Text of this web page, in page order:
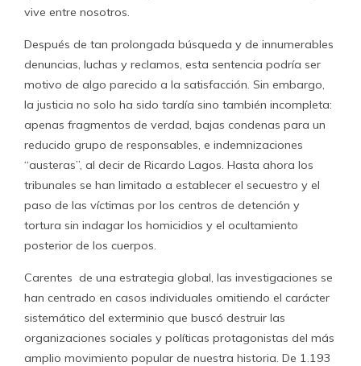
vive entre nosotros.
Después de tan prolongada búsqueda y de innumerables
denuncias, luchas y reclamos, esta sentencia podría ser
motivo de algo parecido a la satisfacción. Sin embargo,
la justicia no solo ha sido tardía sino también incompleta:
apenas fragmentos de verdad, bajas condenas para un
reducido grupo de responsables, e indemnizaciones
“austeras”, al decir de Ricardo Lagos. Hasta ahora los
tribunales se han limitado a establecer el secuestro y el
paso de las víctimas por los centros de detención y
tortura sin indagar los homicidios y el ocultamiento
posterior de los cuerpos.
Carentes de una estrategia global, las investigaciones se
han centrado en casos individuales omitiendo el carácter
sistemático del exterminio que buscó destruir las
organizaciones sociales y políticas protagonistas del más
amplio movimiento popular de nuestra historia. De 1.193